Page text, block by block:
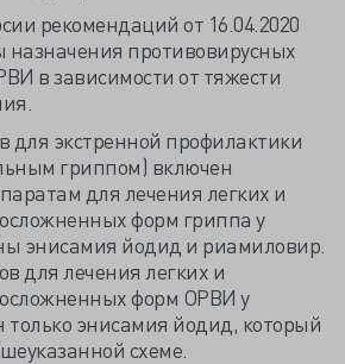
рекомендаций от 16.04.2020
противовирусных
в зависимости от тяжести
для экстренной профилактики
гриппом) включен
для лечения легких и
форм гриппа у
энисамия йодид и риамиловир.
для лечения легких и
форм ОРВИ у
только энисамия йодид, который
схеме.